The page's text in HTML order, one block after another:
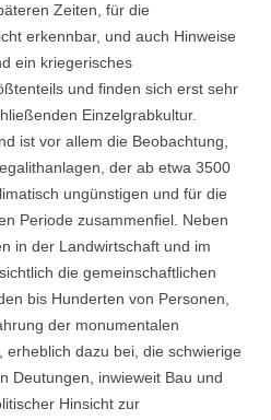
Zeiten, für die
erkennbar, und auch Hinweise
ein kriegerisches
und finden sich erst sehr
Einzelgrabkultur.
ist vor allem die Beobachtung,
der ab etwa 3500
ungünstigen und für die
Periode zusammenfiel. Neben
in der Landwirtschaft und im
die gemeinschaftlichen
bis Hunderten von Personen,
der monumentalen
erheblich dazu bei, die schwierige
Deutungen, inwieweit Bau und
Hinsicht zur